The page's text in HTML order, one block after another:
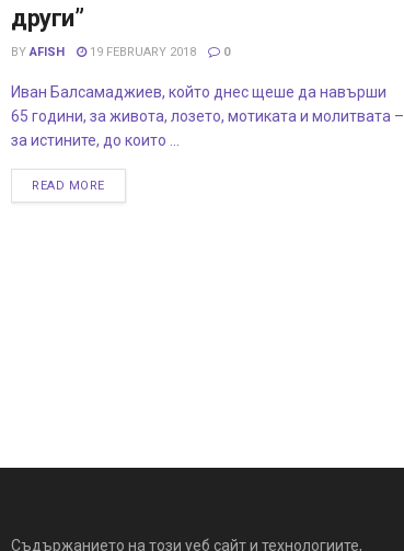
други”
BY AFISH 19 FEBRUARY 2018 0
Иван Балсамаджиев, който днес щеше да навърши
65 години, за живота, лозето, мотиката и молитвата –
за истините, до които ...
READ MORE
Съдържанието на този уеб сайт и технологиите,